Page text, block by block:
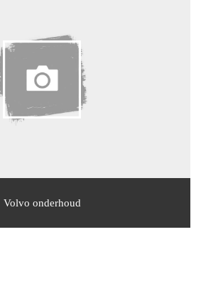
Volvo onderhoud